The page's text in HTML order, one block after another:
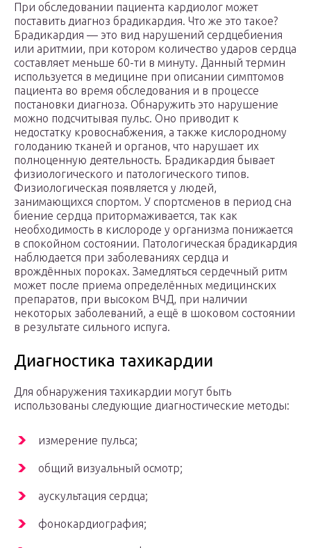
При обследовании пациента кардиолог может
поставить диагноз брадикардия. Что же это такое?
Брадикардия — это вид нарушений сердцебиения
или аритмии, при котором количество ударов сердца
составляет меньше 60-ти в минуту. Данный термин
используется в медицине при описании симптомов
пациента во время обследования и в процессе
постановки диагноза. Обнаружить это нарушение
можно подсчитывая пульс. Оно приводит к
недостатку кровоснабжения, а также кислородному
голоданию тканей и органов, что нарушает их
полноценную деятельность. Брадикардия бывает
физиологического и патологического типов.
Физиологическая появляется у людей,
занимающихся спортом. У спортсменов в период сна
биение сердца притормаживается, так как
необходимость в кислороде у организма понижается
в спокойном состоянии. Патологическая брадикардия
наблюдается при заболеваниях сердца и
врождённых пороках. Замедляться сердечный ритм
может после приема определённых медицинских
препаратов, при высоком ВЧД, при наличии
некоторых заболеваний, а ещё в шоковом состоянии
в результате сильного испуга.
Диагностика тахикардии
Для обнаружения тахикардии могут быть
использованы следующие диагностические методы:
измерение пульса;
общий визуальный осмотр;
аускультация сердца;
фонокардиография;